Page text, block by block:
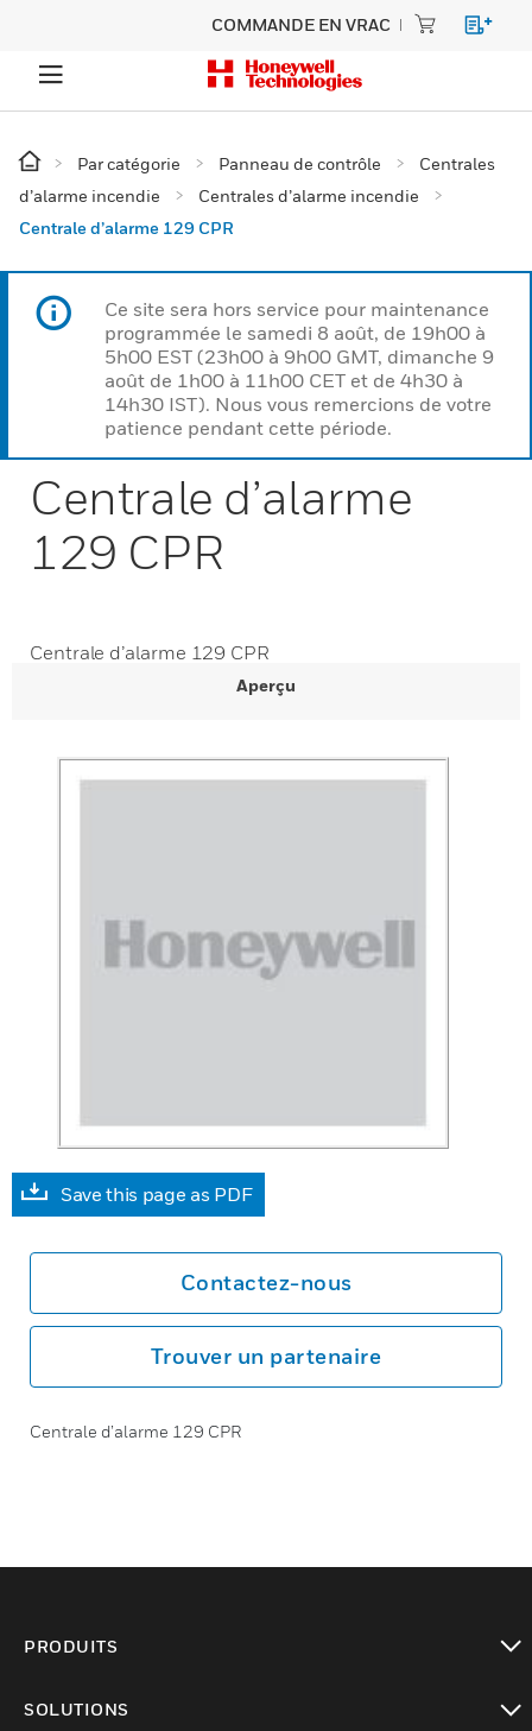
COMMANDE EN VRAC
Par catégorie Panneau de contrôle
Centrales
d’alarme incendie
Centrales d’alarme incendie
Centrale d’alarme 129 CPR
Ce site sera hors service pour maintenance
programmée le samedi 8 août, de 19h00 à
5h00 EST (23h00 à 9h00 GMT, dimanche 9
août de 1h00 à 11h00 CET et de 4h30 à
14h30 IST). Nous vous remercions de votre
patience pendant cette période.
Centrale d’alarme
129 CPR
Centrale d’alarme 129 CPR
Aperçu
Save this page as PDF
Contactez-nous
Trouver un partenaire
Centrale d’alarme 129 CPR
PRODUITS
SOLUTIONS